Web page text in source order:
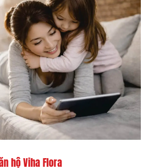
hộ Viha Flora